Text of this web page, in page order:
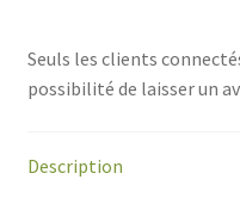
Seuls les clients
possibilité de laisser un
Description